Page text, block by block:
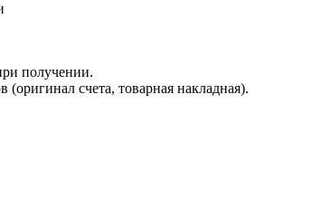
получении.
счета, товарная накладная).